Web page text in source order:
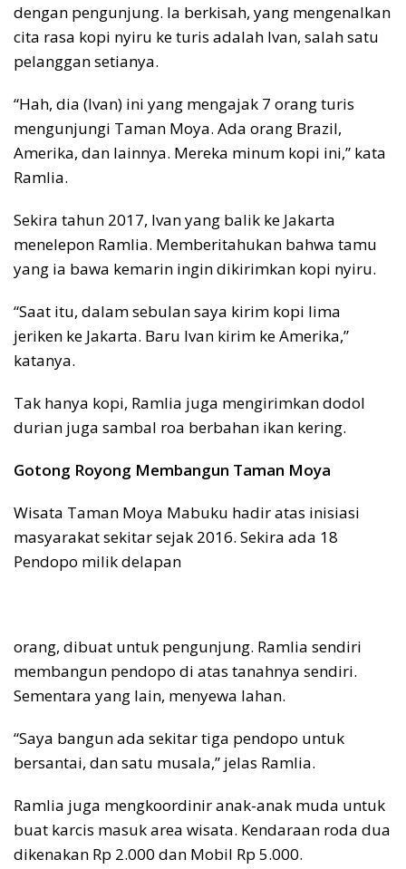
dengan pengunjung. Ia berkisah, yang mengenalkan
cita rasa kopi nyiru ke turis adalah Ivan, salah satu
pelanggan setianya.
“Hah, dia (Ivan) ini yang mengajak 7 orang turis
mengunjungi Taman Moya. Ada orang Brazil,
Amerika, dan lainnya. Mereka minum kopi ini,” kata
Ramlia.
Sekira tahun 2017, Ivan yang balik ke Jakarta
menelepon Ramlia. Memberitahukan bahwa tamu
yang ia bawa kemarin ingin dikirimkan kopi nyiru.
“Saat itu, dalam sebulan saya kirim kopi lima
jeriken ke Jakarta. Baru Ivan kirim ke Amerika,”
katanya.
Tak hanya kopi, Ramlia juga mengirimkan dodol
durian juga sambal roa berbahan ikan kering.
Gotong Royong Membangun Taman Moya
Wisata Taman Moya Mabuku hadir atas inisiasi
masyarakat sekitar sejak 2016. Sekira ada 18
Pendopo milik delapan
orang, dibuat untuk pengunjung. Ramlia sendiri
membangun pendopo di atas tanahnya sendiri.
Sementara yang lain, menyewa lahan.
“Saya bangun ada sekitar tiga pendopo untuk
bersantai, dan satu musala,” jelas Ramlia.
Ramlia juga mengkoordinir anak-anak muda untuk
buat karcis masuk area wisata. Kendaraan roda dua
dikenakan Rp 2.000 dan Mobil Rp 5.000.